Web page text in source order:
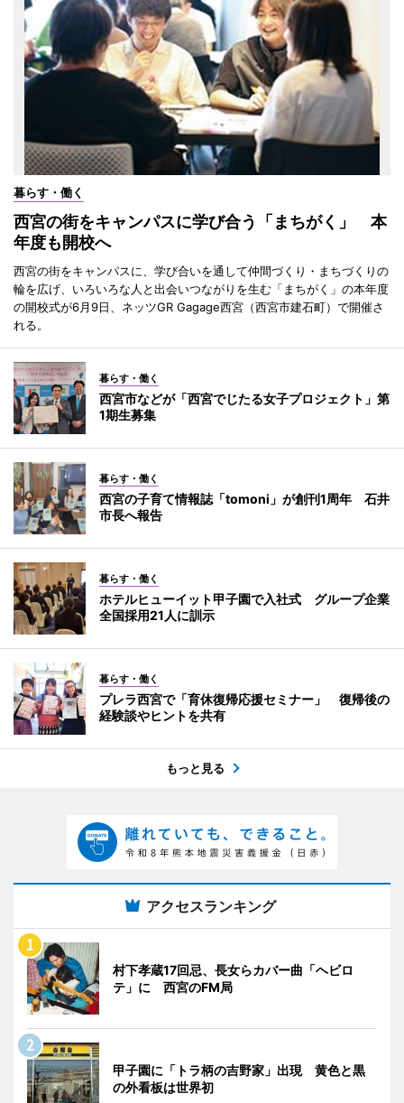
暮らす・働く
西宮の街をキャンパスに学び合う「まちがく」 本
年度も開校へ
西宮の街をキャンパスに、学び合いを通して仲間づくり・まちづくりの
輪を広げ、いろいろな人と出会いつながりを生む「まちがく」の本年度
の開校式が6月9日、ネッツGR Gagage西宮（西宮市建石町）で開催さ
れる。
暮らす・働く
西宮市などが「西宮でじたる女子プロジェクト」第
1期生募集
暮らす・働く
西宮の子育て情報誌「tomoni」が創刊1周年 石井
市長へ報告
暮らす・働く
ホテルヒューイット甲子園で入社式 グループ企業
全国採用21人に訓示
暮らす・働く
プレラ西宮で「育休復帰応援セミナー」 復帰後の
経験談やヒントを共有
もっと見る
アクセスランキング
村下孝蔵17回忌、長女らカバー曲「ヘビロ
テ」に 西宮のFM局
甲子園に「トラ柄の吉野家」出現 黄色と黒
の外看板は世界初